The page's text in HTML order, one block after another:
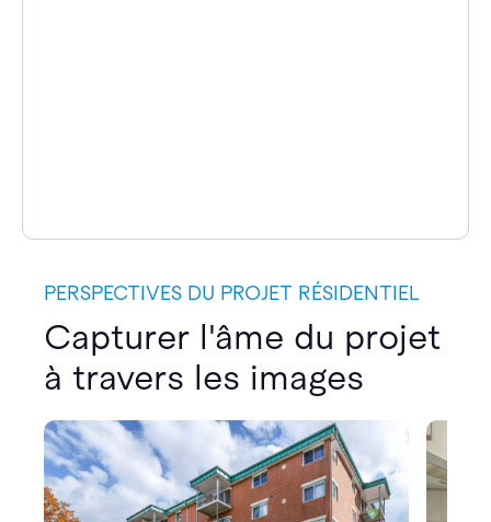
PERSPECTIVES DU PROJET RÉSIDENTIEL
Capturer l'âme du projet
à travers les images